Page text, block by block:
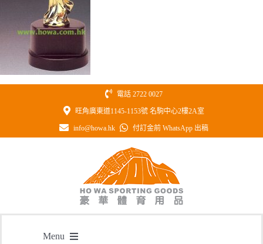
電話 2722 0027
旺角廣東道1145-1153號 名駒中心2樓2A室
info@howa.hk 付訂金前 WhatsApp 出稿
Menu
主頁 / 型號：HWN209 高級實心女神獎座